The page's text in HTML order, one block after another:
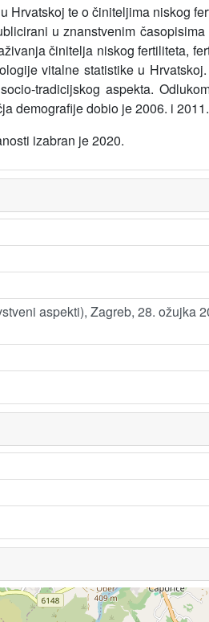
te o činiteljima niskog
u znanstvenim
činitelja niskog fertiliteta,
vitalne statistike u
tradicijskog aspekta.
demografije dobio je 2006. i
izabran je 2020.
aspekti), Zagreb, 28. ožujka